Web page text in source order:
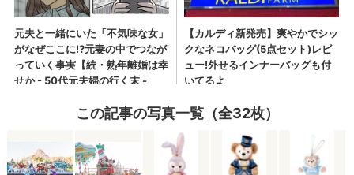
この記事の写真一覧（全32枚）